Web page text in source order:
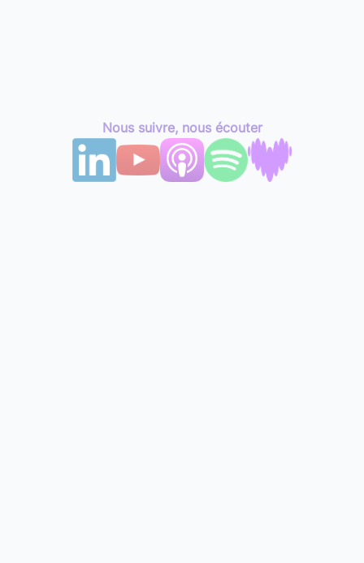
Nous suivre, nous écouter